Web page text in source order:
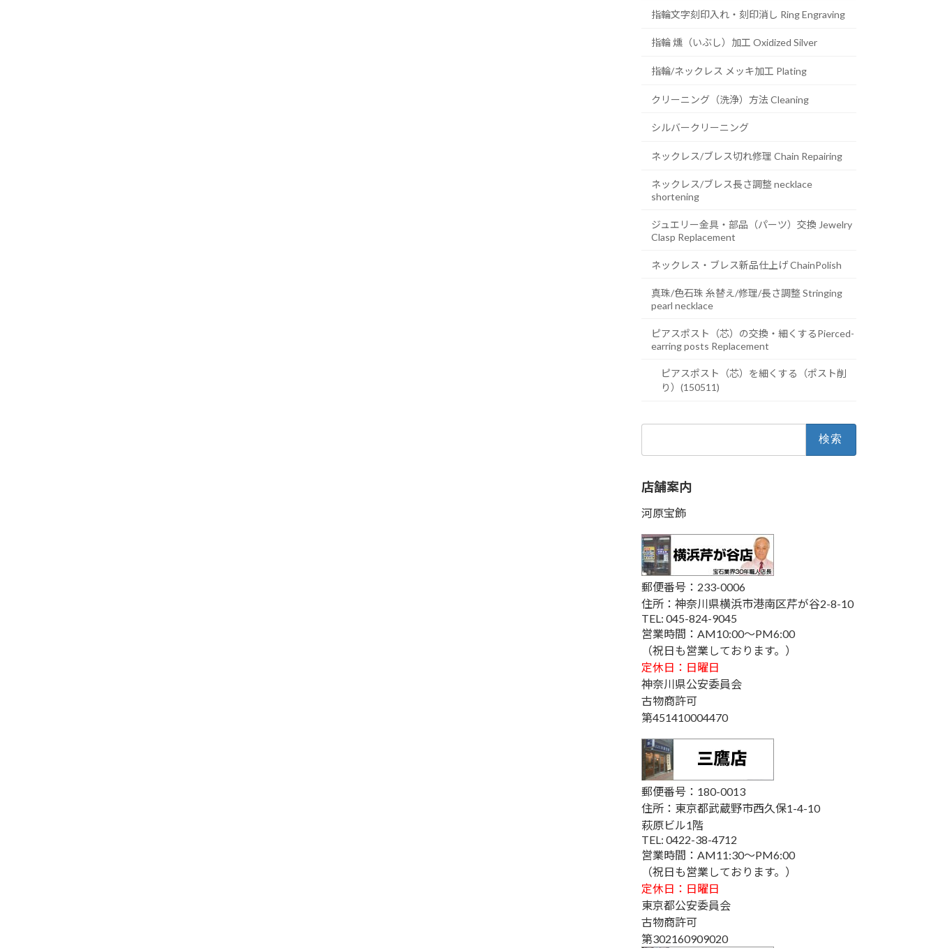
指輪文字刻印入れ・刻印消し Ring Engraving
指輪 燻（いぶし）加工 Oxidized Silver
指輪/ネックレス メッキ加工 Plating
クリーニング（洗浄）方法 Cleaning
シルバークリーニング
ネックレス/ブレス切れ修理 Chain Repairing
ネックレス/ブレス長さ調整 necklace
shortening
ジュエリー金具・部品（パーツ）交換 Jewelry
Clasp Replacement
ネックレス・ブレス新品仕上げ ChainPolish
真珠/色石珠 糸替え/修理/長さ調整 Stringing
pearl necklace
ピアスポスト（芯）の交換・細くするPierced-
earring posts Replacement
ピアスポスト（芯）を細くする（ポスト削
り）(150511)
店舗案内
河原宝飾
郵便番号：233-0006
住所：神奈川県横浜市港南区芹が谷2-8-10
TEL: 045-824-9045
営業時間：AM10:00～PM6:00
（祝日も営業しております。）
定休日：日曜日
神奈川県公安委員会
古物商許可
第451410004470
郵便番号：180-0013
住所：東京都武蔵野市西久保1-4-10
萩原ビル1階
TEL: 0422-38-4712
営業時間：AM11:30～PM6:00
（祝日も営業しております。）
定休日：日曜日
東京都公安委員会
古物商許可
第302160909020